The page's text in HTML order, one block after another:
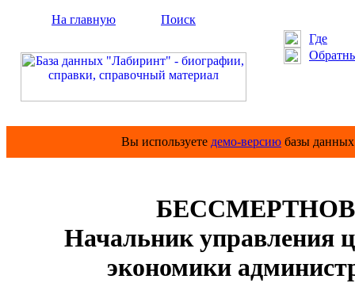
На главную
Поиск
Где
Вы используете демо-версию базы
БЕССМЕРТНОВ
Начальник управления
экономики